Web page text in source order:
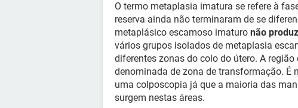
O termo metaplasia imatura se refere à
reserva ainda não terminaram de se
metaplásico escamoso imaturo não
vários grupos isolados de metaplasia
diferentes zonas do colo do útero. A
denominada de zona de transformação.
uma colposcopia já que a maioria das
surgem nestas áreas.